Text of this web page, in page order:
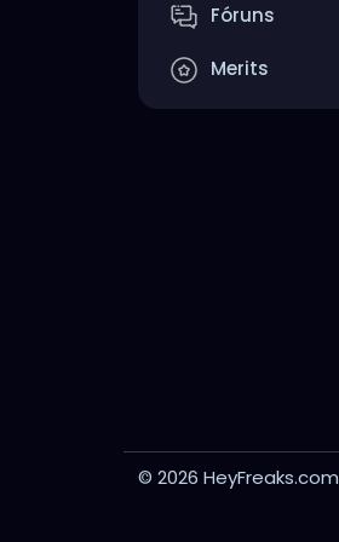
Fóruns
Merits
© 2026 HeyFreaks.com